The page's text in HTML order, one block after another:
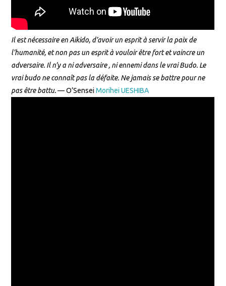
Il est nécessaire en Aikido, d’avoir un esprit à servir la paix de
l’humanité, et non pas un esprit à vouloir être fort et vaincre un
adversaire. Il n’y a ni adversaire , ni ennemi dans le vrai Budo. Le
vrai budo ne connaît pas la défaite. Ne jamais se battre pour ne
pas être battu.— O’SenseiMorihei UESHIBA